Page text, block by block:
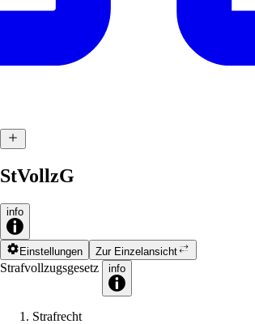
StVollzG
info
Einstellungen Zur Einzelansicht
Strafvollzugsgesetz info
Strafrecht